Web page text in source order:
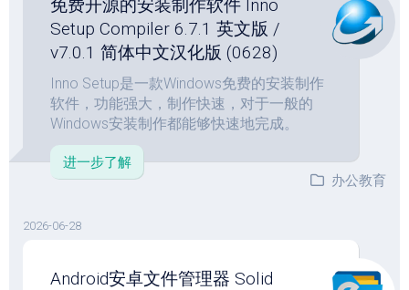
免费开源的安装制作软件 Inno
Setup Compiler 6.7.1 英文版 /
v7.0.1 简体中文汉化版 (0628)
Inno Setup是一款Windows免费的安装制作
软件，功能强大，制作快速，对于一般的
Windows安装制作都能够快速地完成。
进一步了解
办公教育
2026-06-28
Android安卓文件管理器 Solid